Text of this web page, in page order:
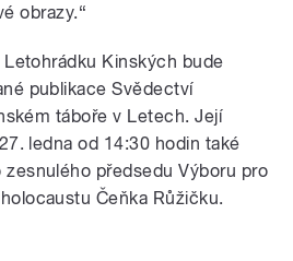
obrazy.“
Kinských bude
publikace Svědectví
táboře v Letech. Její
ledna od 14:30 hodin také
předsedu Výboru pro
Čeňka Růžičku.